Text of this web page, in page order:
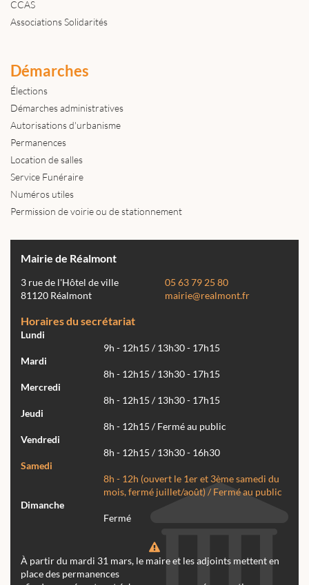
CCAS
Associations Solidarités
Démarches
Élections
Démarches administratives
Autorisations d'urbanisme
Permanences
Location de salles
Service Funéraire
Numéros utiles
Permission de voirie ou de stationnement
Mairie de Réalmont
3 rue de l'Hôtel de ville
81120 Réalmont
05 63 79 25 80
mairie@realmont.fr
Horaires du secrétariat
Lundi
9h - 12h15 / 13h30 - 17h15
Mardi
8h - 12h15 / 13h30 - 17h15
Mercredi
8h - 12h15 / 13h30 - 17h15
Jeudi
8h - 12h15 / Fermé au public
Vendredi
8h - 12h15 / 13h30 - 16h30
Samedi
8h - 12h (ouvert le 1er et 3ème samedi du
mois, fermé juillet/août) / Fermé au public
Dimanche
Fermé
À partir du mardi 31 mars, le maire et les adjoints mettent en
place des permanences